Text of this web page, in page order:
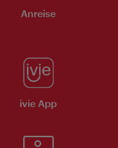
Anreise
ivie App